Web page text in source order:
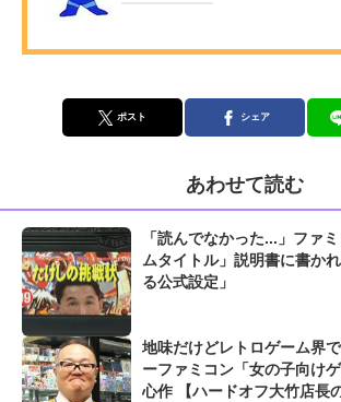
ポスト シェア
あわせて読む
「読んでなかった...」ファ
ムタイトル」説明書に書か
る公式設定」
地味だけどレトロゲーム界
ーファミコン「女の子向け
心作 【ハードオフ大竹店長